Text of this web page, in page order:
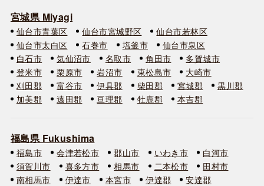
宮城県 Miyagi
仙台市青葉区 仙台市宮城野区
仙台市若林区
仙台市太白区
石巻市 塩釜市
仙台市泉区
白石市
気仙沼市 名取市 角田市
多賀城市
登米市
栗原市 岩沼市 東松島市
大崎市
刈田郡
富谷市 伊具郡 柴田郡 宮城郡
黒川郡
加美郡
遠田郡 亘理郡 牡鹿郡 本吉郡
福島県 Fukushima
福島市 会津若松市 郡山市 いわき市
白河市
須賀川市
喜多方市 相馬市 二本松市
田村市
南相馬市
伊達市 本宮市 伊達郡
安達郡